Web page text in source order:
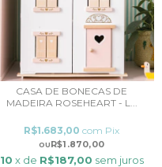
CASA DE BONECAS DE
MADEIRA ROSEHEART - L...
R$1.870,00
R$1.683,00 com Pix
10 x de R$187,00 sem juros